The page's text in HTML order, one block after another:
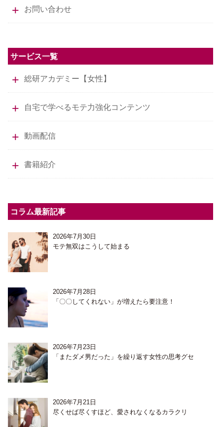
お問い合わせ
サービス一覧
総研アカデミー【女性】
自宅で学べるモテ力強化コンテンツ
動画配信
書籍紹介
コラム最新記事
2026年7月30日
モテ無双はこうして始まる
2026年7月28日
「〇〇してくれない」が増えたら要注意！
2026年7月23日
「またダメ男だった」を繰り返す女性の思考グセ
2026年7月21日
尽くせば尽くすほど、愛されなくなるカラクリ